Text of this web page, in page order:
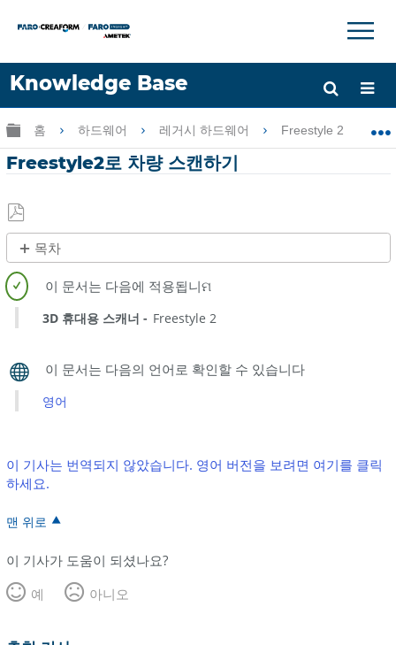
Knowledge Base
언어
도움 받기 로그인
×
글로벌 계층 확장/축소
홈 하드웨어 레거시 하드웨어 Freestyle 2
Freestyle2로 차량 스캔하기
PDF
로
저
장
목차
제
목
없
음
3D 휴대용 스캐너 Freestyle 2
영어
이 기사는 번역되지 않았습니다. 영어 버전을 보려면 여기를 클릭
하세요.
맨 위로
이 기사가 도움이 되셨나요?
예
아니오